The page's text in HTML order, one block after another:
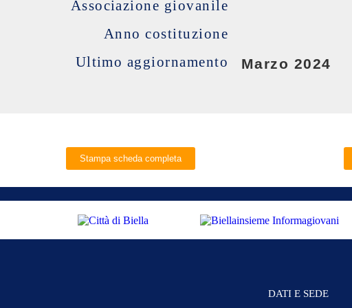
Associazione giovanile
Anno costituzione
Ultimo aggiornamento
Marzo 2024
Stampa scheda completa
DATI E SEDE